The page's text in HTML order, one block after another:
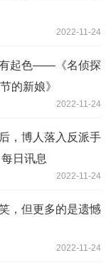
2022-11-24
起色——《名侦探
的新娘》
2022-11-24
，博人落入反派手
日讯息
2022-11-24
，但更多的是遗憾
2022-11-24